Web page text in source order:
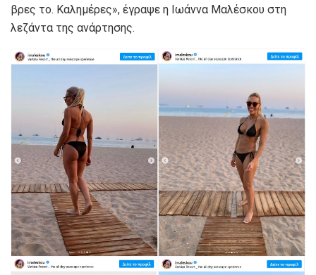
βρες το. Καλημέρες», έγραψε η Ιωάννα Μαλέσκου στη
λεζάντα της ανάρτησης.